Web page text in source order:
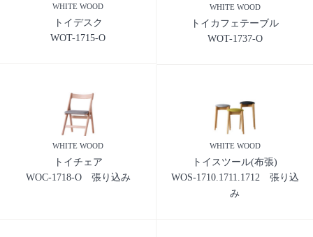
WHITE WOOD
トイデスク
WOT-1715-O
WHITE WOOD
トイカフェテーブル
WOT-1737-O
WHITE WOOD
トイチェア
WOC-1718-O 張り込み
WHITE WOOD
トイスツール(布張)
WOS-1710.1711.1712 張り込
み